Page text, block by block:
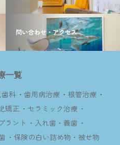
問い合わせ・アクセス
一覧
科 歯周病治療
根管治療
矯正
セラミック治療
ラント
入れ歯・義歯
保険の白い詰め物・被せ物